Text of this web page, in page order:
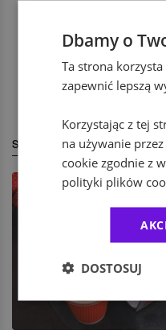
STREFA EKSPERTA
Dbamy o
Ta strona
zapewnić lepszą
Korzystając z tej
na używanie
cookie zgodnie z
polityki plików
DOSTOSUJ